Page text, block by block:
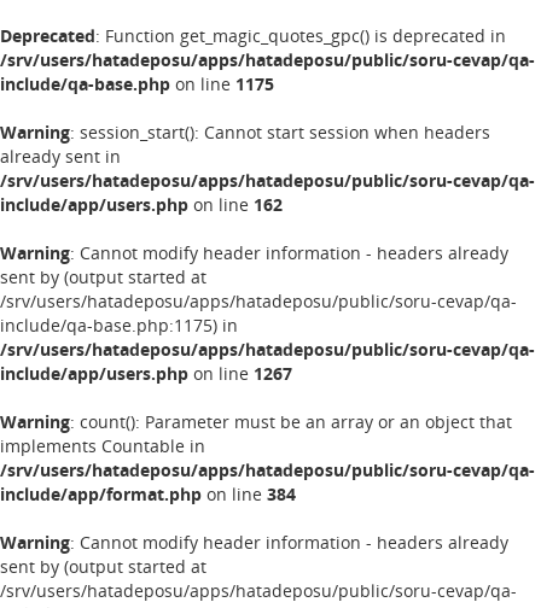
Deprecated: Function get_magic_quotes_gpc() is deprecated in
/srv/users/hatadeposu/apps/hatadeposu/public/soru-cevap/qa-
include/qa-base.php on line 1175
Warning: session_start(): Cannot start session when headers
already sent in
/srv/users/hatadeposu/apps/hatadeposu/public/soru-cevap/qa-
include/app/users.php on line 162
Warning: Cannot modify header information - headers already
sent by (output started at
/srv/users/hatadeposu/apps/hatadeposu/public/soru-cevap/qa-
include/qa-base.php:1175) in
/srv/users/hatadeposu/apps/hatadeposu/public/soru-cevap/qa-
include/app/users.php on line 1267
Warning: count(): Parameter must be an array or an object that
implements Countable in
/srv/users/hatadeposu/apps/hatadeposu/public/soru-cevap/qa-
include/app/format.php on line 384
Warning: Cannot modify header information - headers already
sent by (output started at
/srv/users/hatadeposu/apps/hatadeposu/public/soru-cevap/qa-